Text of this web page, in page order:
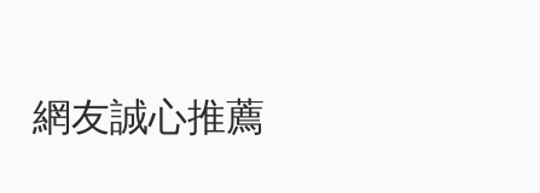
網友誠心推薦